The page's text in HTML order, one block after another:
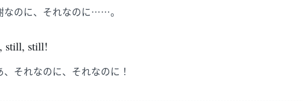
なのに、それなのに……。
still, still!
、それなのに、それなのに！